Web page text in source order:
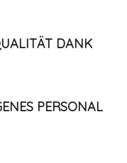
DANK
PERSONAL